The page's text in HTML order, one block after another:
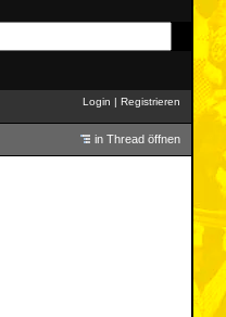
Login | Registrieren
in Thread öffnen